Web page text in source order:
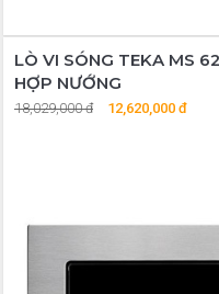
LÒ VI SÓNG TEKA MS
HỢP NƯỚNG
18,029,000 đ 12,620,000 đ